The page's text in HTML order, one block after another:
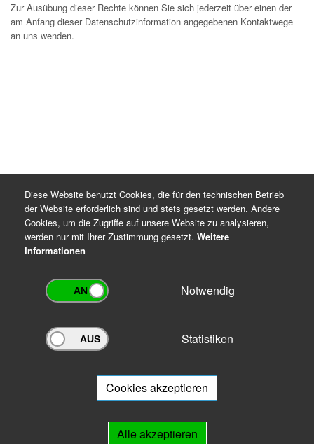
Zur Ausübung dieser Rechte können Sie sich jederzeit über einen der
am Anfang dieser Datenschutzinformation angegebenen Kontaktwege
an uns wenden.
Archivportal Thüringen
Ihnen beratend zur Seite.
Diese Website benutzt Cookies, die für den technischen Betrieb
der Website erforderlich sind und stets gesetzt werden. Andere
Cookies, um die Zugriffe auf unsere Website zu analysieren,
werden nur mit Ihrer Zustimmung gesetzt. Weitere
Informationen
Notwendig
Statistiken
Cookies akzeptieren
Alle akzeptieren